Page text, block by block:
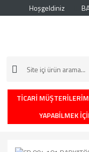
Hoşgeldiniz
TİCARİ
YAPABİLMEK